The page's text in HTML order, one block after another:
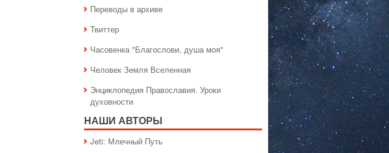
Переводы в архиве
Твиттер
Часовенка "Благослови, душа моя"
Человек Земля Вселенная
Энциклопедия Православия. Уроки
духовности
НАШИ АВТОРЫ
Jeti: Млечный Путь